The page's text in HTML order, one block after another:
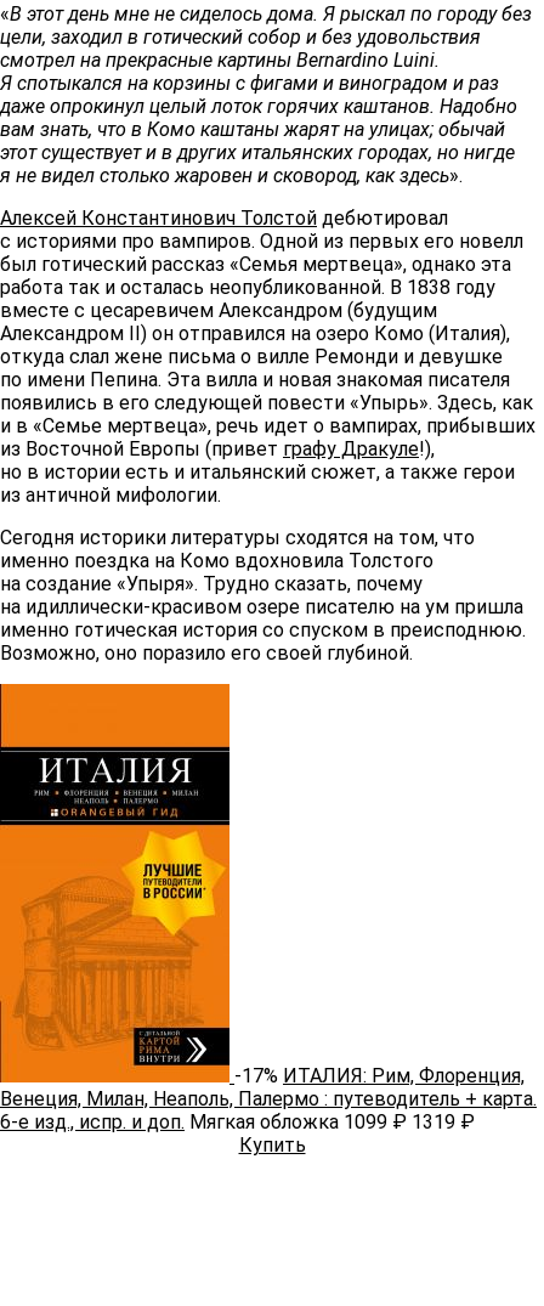
«В этот день мне не сиделось дома. Я рыскал по городу без
цели, заходил в готический собор и без удовольствия
смотрел на прекрасные картины Bernardino Luini.
Я спотыкался на корзины с фигами и виноградом и раз
даже опрокинул целый лоток горячих каштанов. Надобно
вам знать, что в Комо каштаны жарят на улицах; обычай
этот существует и в других итальянских городах, но нигде
я не видел столько жаровен и сковород, как здесь».
Алексей Константинович Толстой дебютировал
с историями про вампиров. Одной из первых его новелл
был готический рассказ «Семья мертвеца», однако эта
работа так и осталась неопубликованной. В 1838 году
вместе с цесаревичем Александром (будущим
Александром II) он отправился на озеро Комо (Италия),
откуда слал жене письма о вилле Ремонди и девушке
по имени Пепина. Эта вилла и новая знакомая писателя
появились в его следующей повести «Упырь». Здесь, как
и в «Семье мертвеца», речь идет о вампирах, прибывших
из Восточной Европы (привет графу Дракуле!),
но в истории есть и итальянский сюжет, а также герои
из античной мифологии.
Сегодня историки литературы сходятся на том, что
именно поездка на Комо вдохновила Толстого
на создание «Упыря». Трудно сказать, почему
на идиллически-красивом озере писателю на ум пришла
именно готическая история со спуском в преисподнюю.
Возможно, оно поразило его своей глубиной.
-17% ИТАЛИЯ: Рим, Флоренция,
Венеция, Милан, Неаполь, Палермо : путеводитель + карта.
6-е изд., испр. и доп. Мягкая обложка 1099 ₽ 1319 ₽
Купить